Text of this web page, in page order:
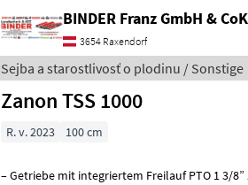
BINDER Franz GmbH &
3654 Raxendorf
Sejba a starostlivosť o plodinu / Sonstige
Zanon TSS 1000
R. v. 2023 100 cm
– Getriebe mit integriertem Freilauf PTO 1 3/